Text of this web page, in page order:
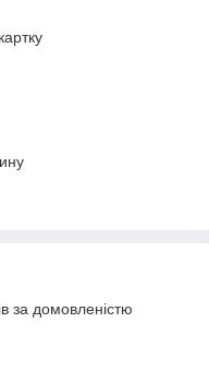
за домовленістю